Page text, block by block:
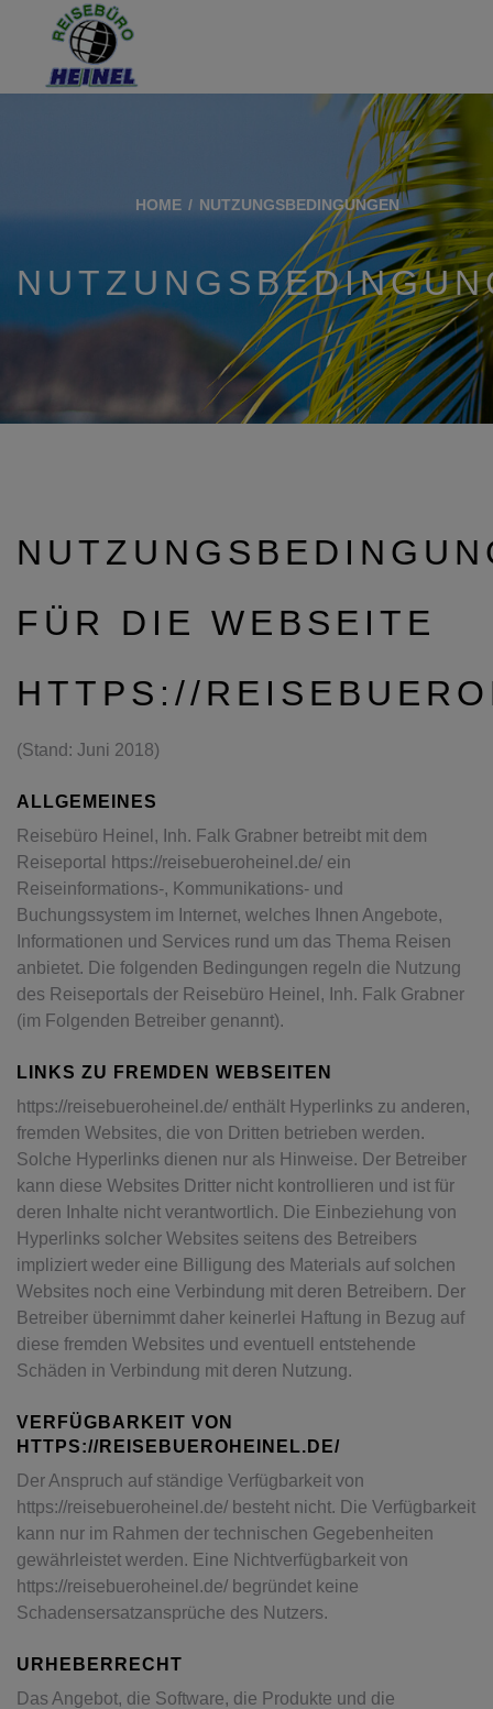
HOME NUTZUNGSBEDINGUNGEN
FÜR DIE WEBSEITE
HTTPS://
(Stand: Juni 2018)
ALLGEMEINES
Reisebüro Heinel, Inh. Falk Grabner betreibt mit dem
Reiseportal https://reisebueroheinel.de/ ein
Reiseinformations-, Kommunikations- und
Buchungssystem im Internet, welches Ihnen Angebote,
Informationen und Services rund um das Thema Reisen
anbietet. Die folgenden Bedingungen regeln die Nutzung
des Reiseportals der Reisebüro Heinel, Inh. Falk Grabner
(im Folgenden Betreiber genannt).
LINKS ZU FREMDEN WEBSEITEN
https://reisebueroheinel.de/ enthält Hyperlinks zu anderen,
fremden Websites, die von Dritten betrieben werden.
Solche Hyperlinks dienen nur als Hinweise. Der Betreiber
kann diese Websites Dritter nicht kontrollieren und ist für
deren Inhalte nicht verantwortlich. Die Einbeziehung von
Hyperlinks solcher Websites seitens des Betreibers
impliziert weder eine Billigung des Materials auf solchen
Websites noch eine Verbindung mit deren Betreibern. Der
Betreiber übernimmt daher keinerlei Haftung in Bezug auf
diese fremden Websites und eventuell entstehende
Schäden in Verbindung mit deren Nutzung.
VERFÜGBARKEIT VON
HTTPS://REISEBUEROHEINEL.DE/
Der Anspruch auf ständige Verfügbarkeit von
https://reisebueroheinel.de/ besteht nicht. Die Verfügbarkeit
kann nur im Rahmen der technischen Gegebenheiten
gewährleistet werden. Eine Nichtverfügbarkeit von
https://reisebueroheinel.de/ begründet keine
Schadensersatzansprüche des Nutzers.
URHEBERRECHT
Das Angebot, die Software, die Produkte und die